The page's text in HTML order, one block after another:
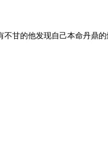
甘的他发现自己本命丹鼎